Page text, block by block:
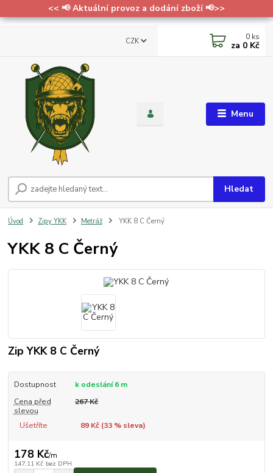
<< 📢 Aktuální provoz a dodání zboží 📢>>
Menu
CZK
Hledat
0 ks
za 0 Kč
Úvod Zipy YKK Metráž YKK 8 C Černý
YKK 8 C Černý
Zip YKK 8 C Černý
Dostupnost
k odeslání 6 m
Cena před
slevou
267 Kč
Ušetříte 89 Kč (33% sleva)
178 Kč/m
147,11 Kč bez DPH